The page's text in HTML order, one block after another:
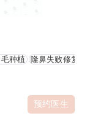
种植 隆鼻失败修复
预约医生